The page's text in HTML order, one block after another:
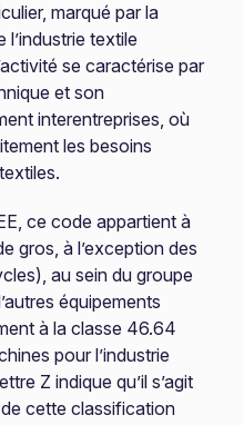
marqué par la
textile
se caractérise par
et son
interentreprises, où
les besoins
ce code appartient à
gros, à l’exception des
au sein du groupe
équipements
à la classe 46.64
pour l’industrie
Z indique qu’il s’agit
cette classification